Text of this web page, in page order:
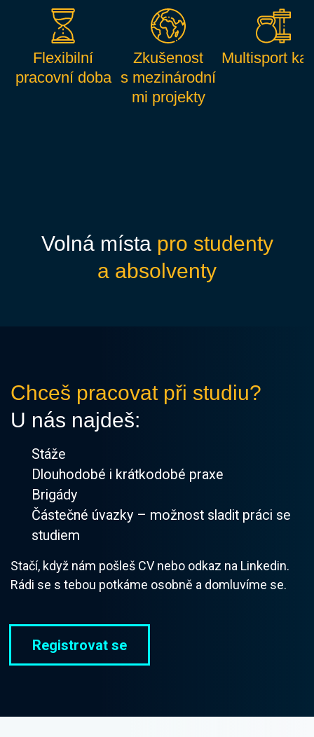
Flexibilní
pracovní doba
Zkušenost
s mezinárodní
mi projekty
Multisport
Volná místa pro studenty
a absolventy
Chceš pracovat při studiu?
U nás najdeš:
Stáže
Dlouhodobé i krátkodobé praxe
Brigády
Částečné úvazky – možnost sladit práci se
studiem
Stačí, když nám pošleš CV nebo odkaz na Linkedin.
Rádi se s tebou potkáme osobně a domluvíme se.
Registrovat se